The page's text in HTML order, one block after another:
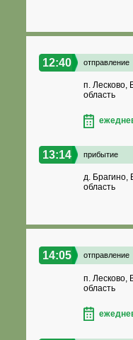
12:40 отправление
п. Лесково,
область
13:14 прибытие
д. Брагино,
область
14:05 отправление
п. Лесково,
область